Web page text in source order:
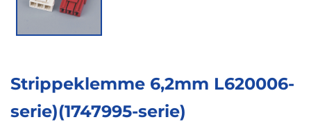
Strippeklemme 6,2mm L620006-
serie)(1747995-serie)